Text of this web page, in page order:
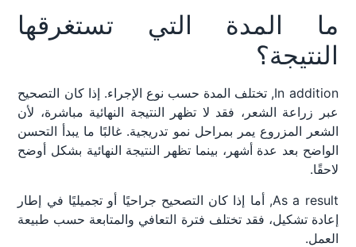
ما المدة التي تستغرقها
النتيجة؟
In addition, تختلف المدة حسب نوع الإجراء. إذا كان التصحيح
عبر زراعة الشعر، فقد لا تظهر النتيجة النهائية مباشرة، لأن
الشعر المزروع يمر بمراحل نمو تدريجية. غالبًا ما يبدأ التحسن
الواضح بعد عدة أشهر، بينما تظهر النتيجة النهائية بشكل أوضح
لاحقًا.
As a result, أما إذا كان التصحيح جراحيًا أو تجميليًا في إطار
إعادة تشكيل، فقد تختلف فترة التعافي والمتابعة حسب طبيعة
العمل.